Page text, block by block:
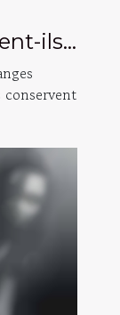
ils
?
conservent